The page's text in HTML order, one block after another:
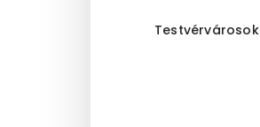
Testvérvárosok